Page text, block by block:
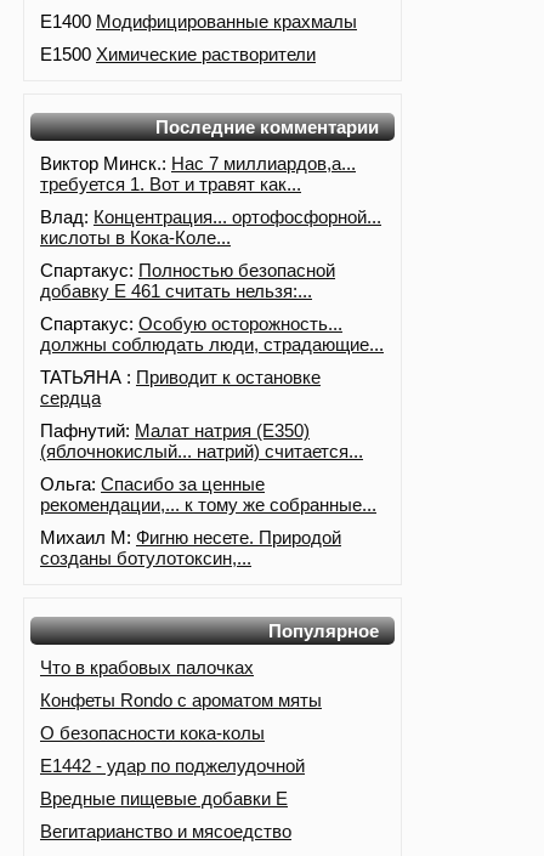
E1400 Модифицированные крахмалы
E1500 Химические растворители
Последние комментарии
Виктор Минск.: Нас 7 миллиардов,а...
требуется 1. Вот и травят как...
Влад: Концентрация... ортофосфорной...
кислоты в Кока-Коле...
Спартакус: Полностью безопасной
добавку Е 461 считать нельзя:...
Спартакус: Особую осторожность...
должны соблюдать люди, страдающие...
ТАТЬЯНА : Приводит к остановке
сердца
Пафнутий: Малат натрия (E350)
(яблочнокислый... натрий) считается...
Ольга: Спасибо за ценные
рекомендации,... к тому же собранные...
Михаил М: Фигню несете. Природой
созданы ботулотоксин,...
Популярное
Что в крабовых палочках
Конфеты Rondo с ароматом мяты
О безопасности кока-колы
Е1442 - удар по поджелудочной
Вредные пищевые добавки Е
Вегитарианство и мясоедство